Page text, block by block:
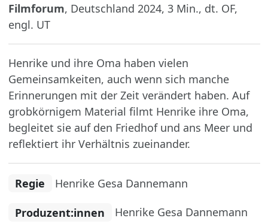
Filmforum, Deutschland 2024, 3 Min., dt. OF,
engl. UT
Henrike und ihre Oma haben vielen
Gemeinsamkeiten, auch wenn sich manche
Erinnerungen mit der Zeit verändert haben. Auf
grobkörnigem Material filmt Henrike ihre Oma,
begleitet sie auf den Friedhof und ans Meer und
reflektiert ihr Verhältnis zueinander.
Regie Henrike Gesa Dannemann
Produzent:innen Henrike Gesa Dannemann